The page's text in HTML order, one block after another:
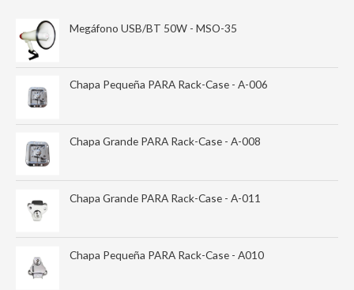
Megáfono USB/BT 50W - MSO-35
Chapa Pequeña PARA Rack-Case - A-006
Chapa Grande PARA Rack-Case - A-008
Chapa Grande PARA Rack-Case - A-011
Chapa Pequeña PARA Rack-Case - A010